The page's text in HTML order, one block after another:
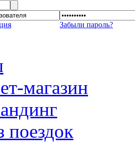
Забыли пароль?
магазин
поездок